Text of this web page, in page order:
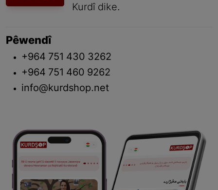
Kurdî dike.
Pêwendî
+964 751 430 3262
+964 751 460 9262
info@kurdshop.net